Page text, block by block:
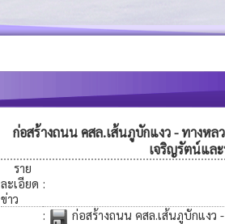
ก่อสร้างถนน คสล.เส้นภูบักแงว - ทางห
เจริญรัตน์แล
ราย
ละเอียด
ข่าว
:
:
ก่อสร้างถนน คสล.เส้นภูบักแง